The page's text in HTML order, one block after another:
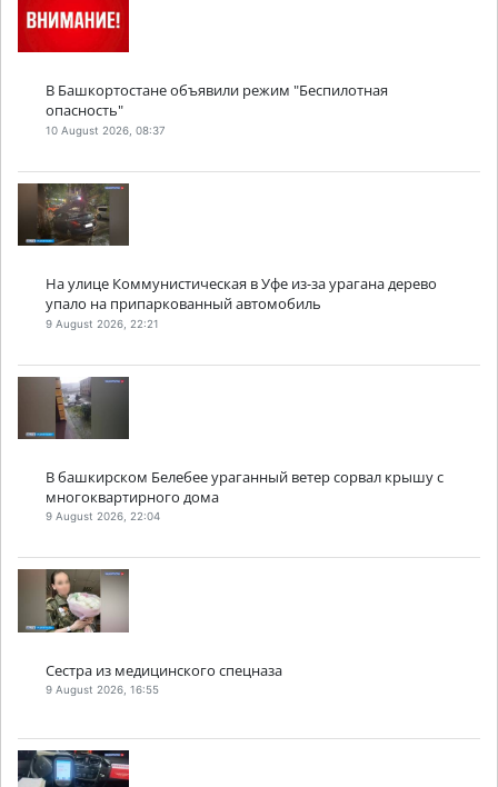
В Башкортостане объявили режим "Беспилотная
опасность"
10 August 2026, 08:37
На улице Коммунистическая в Уфе из-за урагана дерево
упало на припаркованный автомобиль
9 August 2026, 22:21
В башкирском Белебее ураганный ветер сорвал крышу с
многоквартирного дома
9 August 2026, 22:04
Сестра из медицинского спецназа
9 August 2026, 16:55